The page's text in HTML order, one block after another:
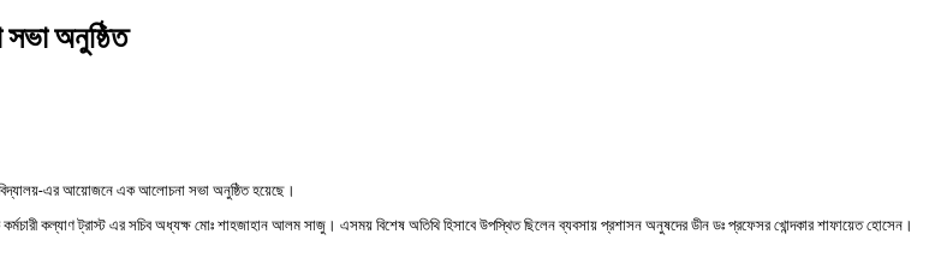
অনুষ্ঠিত
এর আয়োজনে এক আলোচনা সভা অনুষ্ঠিত হয়েছে।
কর্মচারী কল্যাণ ট্রাস্ট এর সচিব অধ্যক্ষ মোঃ শাহজাহান আলম সাজু। এসময় বিশেষ অতিথি হিসাবে উপস্থিত ছিলেন ব্যবসায় প্রশাসন অনুষদের ডীন ডঃ প্রফেসর খোন্দকার শাফায়েত হোসেন।